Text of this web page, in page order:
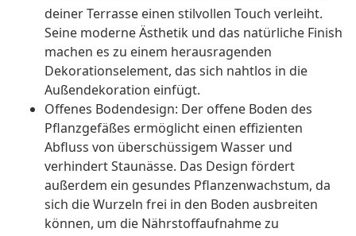
deiner Terrasse einen stilvollen Touch verleiht.
Seine moderne Ästhetik und das natürliche Finish
machen es zu einem herausragenden
Dekorationselement, das sich nahtlos in die
Außendekoration einfügt.
Offenes Bodendesign: Der offene Boden des
Pflanzgefäßes ermöglicht einen effizienten
Abfluss von überschüssigem Wasser und
verhindert Staunässe. Das Design fördert
außerdem ein gesundes Pflanzenwachstum, da
sich die Wurzeln frei in den Boden ausbreiten
können, um die Nährstoffaufnahme zu